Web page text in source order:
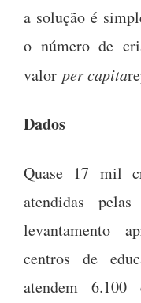
a solução é
o número de
valor per capita
Dados
Quase 17 mil
atendidas
levantamento
centros de
atendem